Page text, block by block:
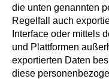
die unten genannten
Regelfall auch
Interface oder mittels
und Plattformen
exportierten Daten
diese